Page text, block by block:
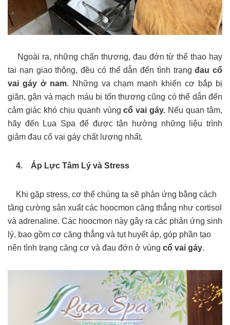
Ngoài ra, những chấn thương, đau đớn từ thể thao hay
tai nạn giao thông, đều có thể dẫn đến tình trạngđau cổ
vai gáy ở nam. Những va chạm mạnh khiến cơ bắp bị
giãn, gân và mạch máu bị tổn thương cũng có thể dẫn đến
cảm giác khó chịu quanh vùngcổ vai gáy. Nếu quan tâm,
hãy đến Lụa Spa để được tận hưởng những liệu trình
giảm đau cổ vai gáy chất lượng nhất.
4. Áp Lực Tâm Lý và Stress
Khi gặp stress, cơ thể chúng ta sẽ phản ứng bằng cách
tăng cường sản xuất các hoocmon căng thẳng như cortisol
và adrenaline. Các hoocmon này gây ra các phản ứng sinh
lý, bao gồm cơ căng thẳng và tụt huyết áp, góp phần tạo
nên tình trạng căng cơ và đau đớn ở vùng cổ vai gáy.